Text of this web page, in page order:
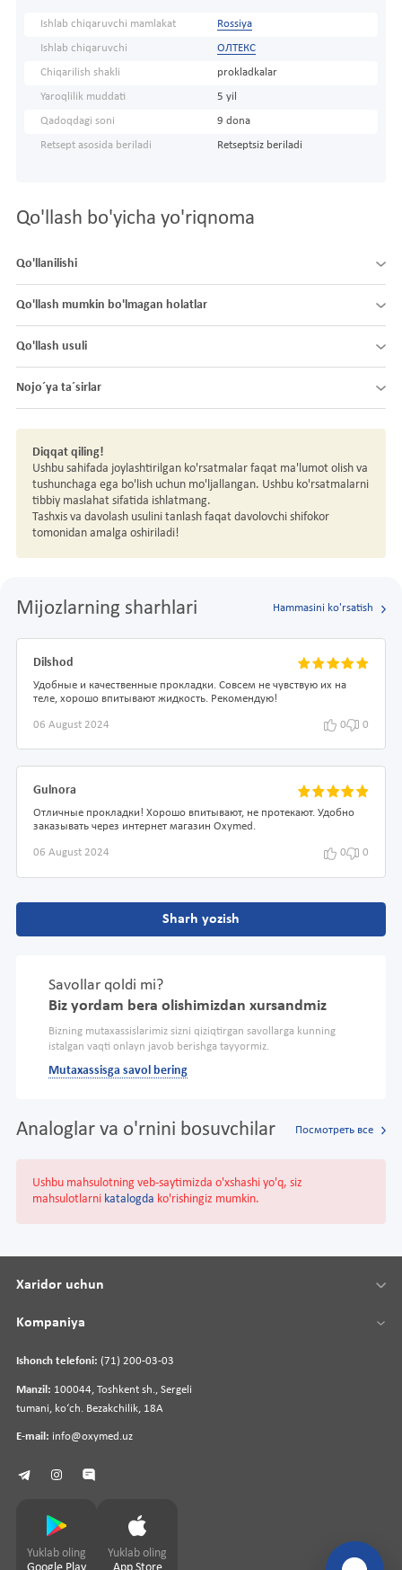
Ishlab chiqaruvchi mamlakat Rossiya
Ishlab chiqaruvchi ОЛТЕКС
Chiqarilish shakli prokladkalar
Yaroqlilik muddati 5 yil
Qadoqdagi soni 9 dona
Retsept asosida beriladi Retseptsiz beriladi
Qo'llash bo'yicha yo'riqnoma
Qo'llanilishi
Qo'llash mumkin bo'lmagan holatlar
Qo'llash usuli
Nojo´ya ta´sirlar
Diqqat qiling!
Ushbu sahifada joylashtirilgan ko'rsatmalar faqat ma'lumot olish va
tushunchaga ega bo'lish uchun mo'ljallangan. Ushbu ko'rsatmalarni
tibbiy maslahat sifatida ishlatmang.
Tashxis va davolash usulini tanlash faqat davolovchi shifokor
tomonidan amalga oshiriladi!
Mijozlarning sharhlari Hammasini ko'rsatish
Dilshod
Удобные и качественные прокладки. Совсем не чувствую их на
теле, хорошо впитывают жидкость. Рекомендую!
06 August 2024 0 0
Gulnora
Отличные прокладки! Хорошо впитывают, не протекают. Удобно
заказывать через интернет магазин Oxymed.
06 August 2024 0 0
Sharh yozish
Savollar qoldi mi?
Biz yordam bera olishimizdan xursandmiz
Bizning mutaxassislarimiz sizni qiziqtirgan savollarga kunning
istalgan vaqti onlayn javob berishga tayyormiz.
Mutaxassisga savol bering
Analoglar va o'rnini bosuvchilar Посмотреть все
Ushbu mahsulotning veb-saytimizda o'xshashi yo'q, siz
mahsulotlarni katalogda ko'rishingiz mumkin.
Ishonch telefoni: (71) 200-03-03
Manzil: 100044, Toshkent sh., Sergeli
tumani, koʻch. Bezakchilik, 18A
E-mail: info@oxymed.uz
Xaridor uchun
Kompaniya
Yuklab oling
Yuklab oling